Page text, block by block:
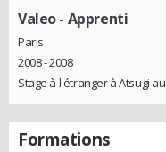
Valeo- Apprenti
Paris
2008 - 2008
Stage à l'étranger à Atsugi
Formations